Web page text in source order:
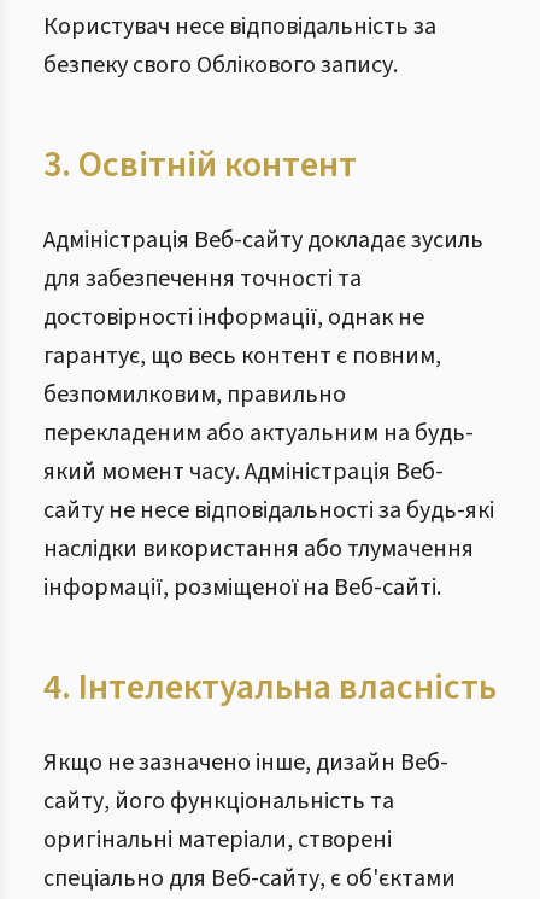
Користувач несе відповідальність за
безпеку свого Облікового запису.
3. Освітній контент
Адміністрація Веб-сайту докладає зусиль
для забезпечення точності та
достовірності інформації, однак не
гарантує, що весь контент є повним,
безпомилковим, правильно
перекладеним або актуальним на будь-
який момент часу. Адміністрація Веб-
сайту не несе відповідальності за будь-які
наслідки використання або тлумачення
інформації, розміщеної на Веб-сайті.
4. Інтелектуальна власність
Якщо не зазначено інше, дизайн Веб-
сайту, його функціональність та
оригінальні матеріали, створені
спеціально для Веб-сайту, є об'єктами